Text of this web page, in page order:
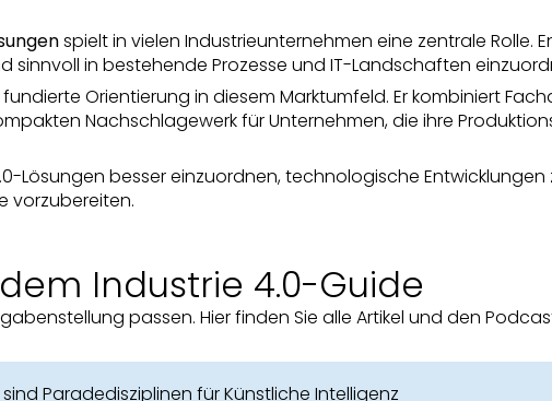
spielt in vielen Industrieunternehmen eine zentrale Rolle.
in bestehende Prozesse und IT-Landschaften
Orientierung in diesem Marktumfeld. Er kombiniert
Nachschlagewerk für Unternehmen, die ihre
Lösungen besser einzuordnen, technologische
vorzubereiten.
Industrie 4.0-Guide
passen. Hier finden Sie alle Artikel und den
Paradedisziplinen für Künstliche Intelligenz